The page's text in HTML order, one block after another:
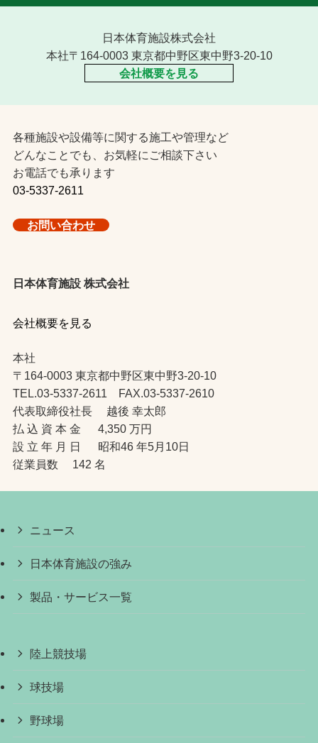
日本体育施設株式会社
本社〒164-0003 東京都中野区東中野3-20-10
会社概要を見る
各種施設や設備等に関する施工や管理など
どんなことでも、お気軽にご相談下さい
お電話でも承ります
03-5337-2611
お問い合わせ
日本体育施設 株式会社
会社概要を見る
本社
〒164-0003 東京都中野区東中野3-20-10
TEL.03-5337-2611 FAX.03-5337-2610
代表取締役社長 越後 幸太郎
払 込 資 本 金 4,350 万円
設 立 年 月 日 昭和46 年5月10日
従業員数 142 名
ニュース
日本体育施設の強み
製品・サービス一覧
陸上競技場
球技場
野球場